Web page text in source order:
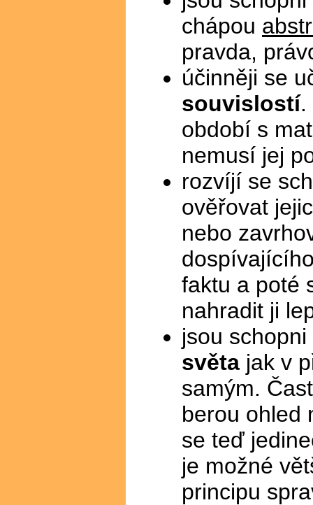
chápou
pravda,
účinněji se
souvislostí.
období s
nemusí jej
rozvíjí se
ověřovat
nebo
faktu a poté
nahradit ji
jsou
světa jak v
samým.
berou ohled
se teď
je možné
principu